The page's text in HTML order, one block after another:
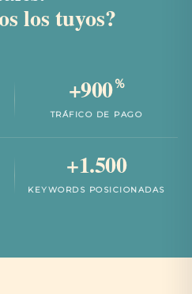
los tuyos?
+900%
TRÁFICO DE PAGO
+1.500
KEYWORDS POSICIONADAS